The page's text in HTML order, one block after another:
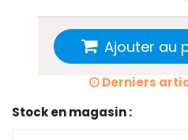
Ajouter au
Derniers
Stock en magasin :